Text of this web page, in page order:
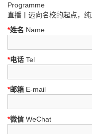
Programme
直播丨迈向名校的起点，
*姓名 Name
*电话 Tel
*邮箱 E-mail
*微信 WeChat